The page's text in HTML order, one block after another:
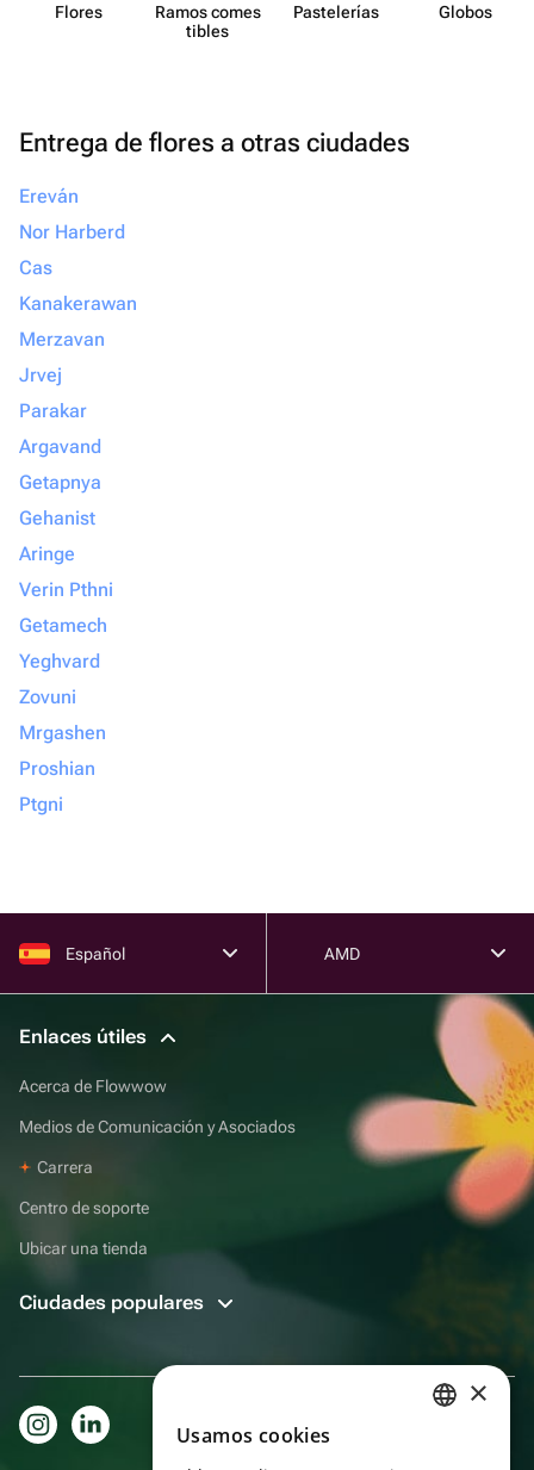
Flores
Ramos comes​
tibles
Paste​lerías Globos
Entrega de flores a otras ciudades
Ereván
Nor Harberd
Cas
Kanakerawan
Merzavan
Jrvej
Parakar
Argavand
Getapnya
Gehanist
Aringe
Verin Pthni
Getamech
Yeghvard
Zovuni
Mrgashen
Proshian
Ptgni
Español AMD
Enlaces útiles
Acerca de Flowwow
Medios de Comunicación y Asociados
Carrera
Centro de soporte
Ubicar una tienda
Ciudades populares
×
Usamos cookies